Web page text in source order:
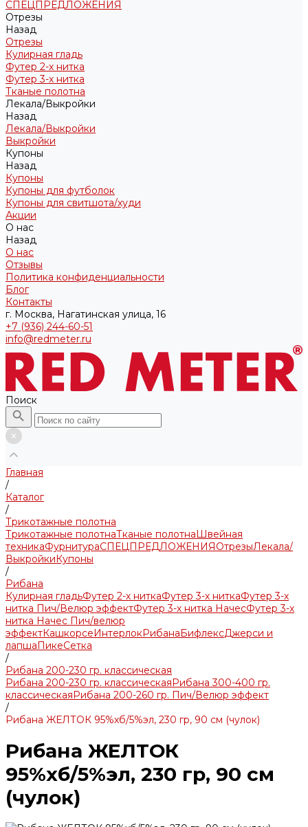
СПЕЦПРЕДЛОЖЕНИЯ
Отрезы
Назад
Отрезы
Кулирная гладь
Футер 2-х нитка
Футер 3-х нитка
Тканые полотна
Лекала/Выкройки
Назад
Лекала/Выкройки
Выкройки
Купоны
Назад
Купоны
Купоны для футболок
Купоны для свитшота/худи
Акции
О нас
Назад
О нас
Отзывы
Политика конфиденциальности
Блог
Контакты
г. Москва, Нагатинская улица, 16
+7 (936) 244-60-51
info@redmeter.ru
Поиск
Главная
/
Каталог
/
Трикотажные полотна
Трикотажные полотнаТканые полотнаШвейная
техникаФурнитураСПЕЦПРЕДЛОЖЕНИЯОтрезыЛекала/
ВыкройкиКупоны
/
Рибана
Кулирная гладьФутер 2-х ниткаФутер 3-х ниткаФутер 3-х
нитка Пич/Велюр эффектФутер 3-х нитка НачесФутер 3-х
нитка Начес Пич/велюр
эффектКашкорсеИнтерлокРибанаБифлексДжерси и
лапшаПикеСетка
/
Рибана 200-230 гр. классическая
Рибана 200-230 гр. классическаяРибана 300-400 гр.
классическаяРибана 200-260 гр. Пич/Велюр эффект
/
Рибана ЖЕЛТОК 95%хб/5%эл, 230 гр, 90 см (чулок)
Рибана ЖЕЛТОК
95%хб/5%эл, 230 гр, 90 см
(чулок)